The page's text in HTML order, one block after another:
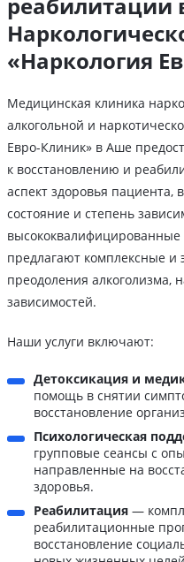
реабилитации
«Наркология
Медицинская клиника
алкогольной и
Евро-Клиник» в Аше
к восстановлению и
аспект здоровья пациента,
состояние и степень
предлагают комплексные
преодоления алкоголизма,
зависимостей.
Наши услуги включают:
Детоксикация и
помощь в снятии
восстановление
Психологическая
групповые сеансы с
направленные на
здоровья.
Реабилитация —
реабилитационные
восстановление